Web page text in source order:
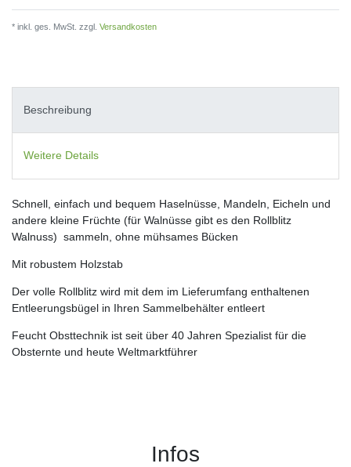
* inkl. ges. MwSt. zzgl. Versandkosten
Beschreibung
Weitere Details
Schnell, einfach und bequem Haselnüsse, Mandeln, Eicheln und
andere kleine Früchte (für Walnüsse gibt es den Rollblitz
Walnuss) sammeln, ohne mühsames Bücken
Mit robustem Holzstab
Der volle Rollblitz wird mit dem im Lieferumfang enthaltenen
Entleerungsbügel in Ihren Sammelbehälter entleert
Feucht Obsttechnik ist seit über 40 Jahren Spezialist für die
Obsternte und heute Weltmarktführer
Infos